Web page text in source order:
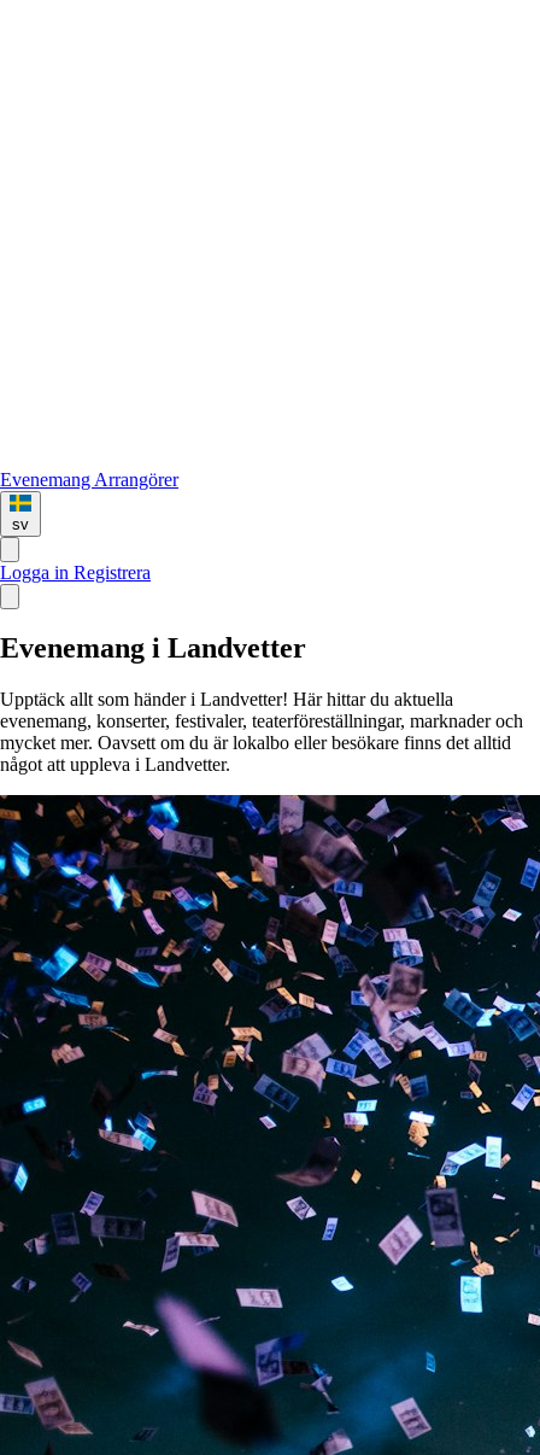
Evenemang Arrangörer
sv
Logga in Registrera
Evenemang i Landvetter
Upptäck allt som händer i Landvetter! Här hittar du aktuella
evenemang, konserter, festivaler, teaterföreställningar, marknader och
mycket mer. Oavsett om du är lokalbo eller besökare finns det alltid
något att uppleva i Landvetter.